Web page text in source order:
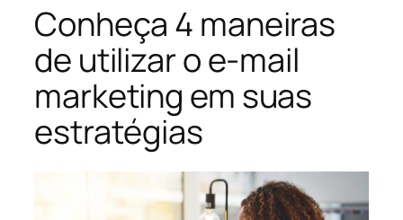
Conheça 4 maneiras
de utilizar o e-mail
marketing em suas
estratégias